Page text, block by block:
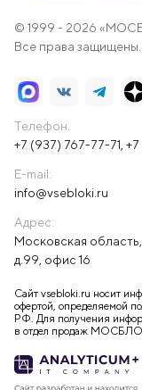
© 1999 - 2026
Все права защищены.
Телефон:
+7 (937) 767-77-71
E-mail:
info@vsebloki.ru
Адрес:
Московская
д.99, офис 16
Сайт vsebloki.ru носит
офертой, определяемой
РФ. Для получения
в отдел продаж